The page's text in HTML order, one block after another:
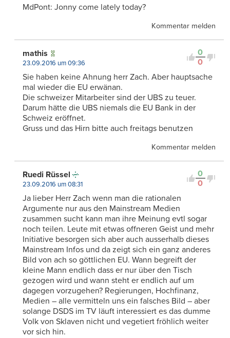
MdPont: Jonny come lately today?
Kommentar melden
0
0
mathis
23.09.2016 um 09:36
Sie haben keine Ahnung herr Zach. Aber hauptsache
mal wieder die EU erwänan.
Die schweizer Mitarbeiter sind der UBS zu teuer.
Darum hätte die UBS niemals die EU Bank in der
Schweiz eröffnet.
Gruss und das Hirn bitte auch freitags benutzen
Kommentar melden
0
0
Ruedi Rüssel
23.09.2016 um 08:31
Ja lieber Herr Zach wenn man die rationalen
Argumente nur aus den Mainstream Medien
zusammen sucht kann man ihre Meinung evtl sogar
noch teilen. Leute mit etwas offneren Geist und mehr
Initiative besorgen sich aber auch ausserhalb dieses
Mainstream Infos und da zeigt sich ein ganz anderes
Bild von ach so göttlichen EU. Wann begreift der
kleine Mann endlich dass er nur über den Tisch
gezogen wird und wann steht er endlich auf um
dagegen vorzugehen? Regierungen, Hochfinanz,
Medien – alle vermitteln uns ein falsches Bild – aber
solange DSDS im TV läuft interessiert es das dumme
Volk von Sklaven nicht und vegetiert fröhlich weiter
vor sich hin.